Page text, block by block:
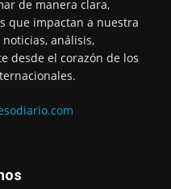
de manera clara,
que impactan a nuestra
análisis,
desde el corazón de los